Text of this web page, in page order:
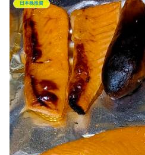
日本株投資